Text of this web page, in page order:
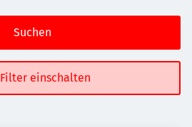
Suchen
Filter einschalten